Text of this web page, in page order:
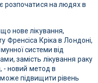
розпочатися на людях в
що нове лікування,
Френсіса Кріка в Лондоні,
системи від
замість лікування раку
- новий метод в
підвищити рівень